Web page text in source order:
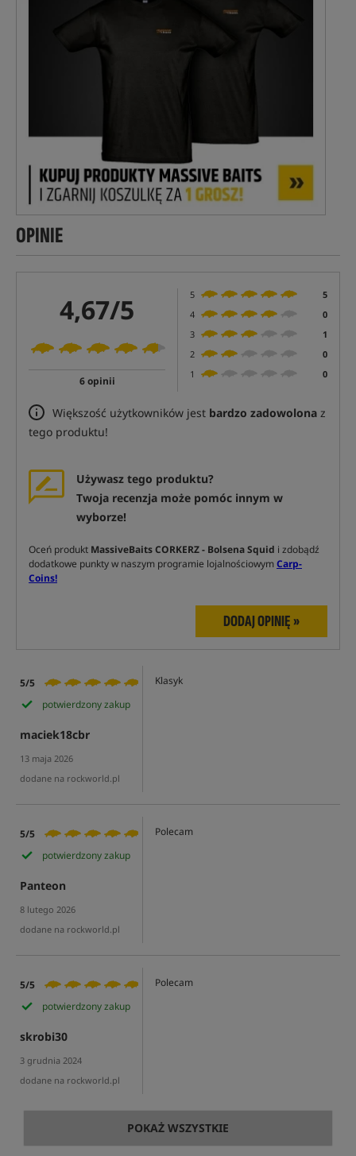
OPINIE
4,67/5
6 opinii
5
5
4
0
3
1
2
0
1
0
Większość użytkowników jest bardzo zadowolona z
tego produktu!
Używasz tego produktu?
Twoja recenzja może pomóc innym w
wyborze!
Oceń produkt MassiveBaits CORKERZ - Bolsena Squid i zdobądź
dodatkowe punkty w naszym programie lojalnościowymCarp-
Coins!
DODAJ OPINIĘ »
5/5
potwierdzony zakup
maciek18cbr
13 maja 2026
dodane na rockworld.pl
Klasyk
5/5
potwierdzony zakup
Panteon
8 lutego 2026
dodane na rockworld.pl
Polecam
5/5
potwierdzony zakup
skrobi30
3 grudnia 2024
dodane na rockworld.pl
Polecam
POKAŻ WSZYSTKIE